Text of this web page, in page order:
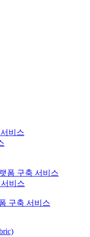
비스
폼 구축 서비스
비스
구축 서비스